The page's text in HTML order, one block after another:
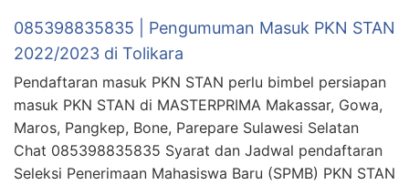
085398835835 | Pengumuman Masuk PKN STAN
2022/2023 di Tolikara
Pendaftaran masuk PKN STAN perlu bimbel persiapan
masuk PKN STAN di MASTERPRIMA Makassar, Gowa,
Maros, Pangkep, Bone, Parepare Sulawesi Selatan
Chat 085398835835 Syarat dan Jadwal pendaftaran
Seleksi Penerimaan Mahasiswa Baru (SPMB) PKN STAN